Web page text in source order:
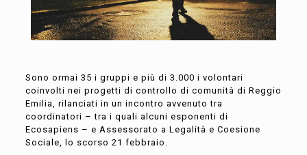
Sono ormai 35 i gruppi e più di 3.000 i volontari
coinvolti nei progetti di controllo di comunità di Reggio
Emilia, rilanciati in un incontro avvenuto tra
coordinatori – tra i quali alcuni esponenti di
Ecosapiens – e Assessorato a Legalità e Coesione
Sociale, lo scorso 21 febbraio.